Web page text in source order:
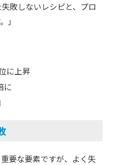
敗しないレシピと、プロ
」
に上昇
に
要な要素ですが、よく失